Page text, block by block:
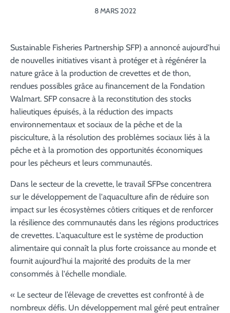
8 MARS 2022
Sustainable Fisheries Partnership SFP) a annoncé aujourd'hui
de nouvelles initiatives visant à protéger et à régénérer la
nature grâce à la production de crevettes et de thon,
rendues possibles grâce au financement de la Fondation
Walmart. SFP consacre à la reconstitution des stocks
halieutiques épuisés, à la réduction des impacts
environnementaux et sociaux de la pêche et de la
pisciculture, à la résolution des problèmes sociaux liés à la
pêche et à la promotion des opportunités économiques
pour les pêcheurs et leurs communautés.
Dans le secteur de la crevette, le travail SFPse concentrera
sur le développement de l'aquaculture afin de réduire son
impact sur les écosystèmes côtiers critiques et de renforcer
la résilience des communautés dans les régions productrices
de crevettes. L'aquaculture est le système de production
alimentaire qui connaît la plus forte croissance au monde et
fournit aujourd'hui la majorité des produits de la mer
consommés à l'échelle mondiale.
« Le secteur de l’élevage de crevettes est confronté à de
nombreux défis. Un développement mal géré peut entraîner